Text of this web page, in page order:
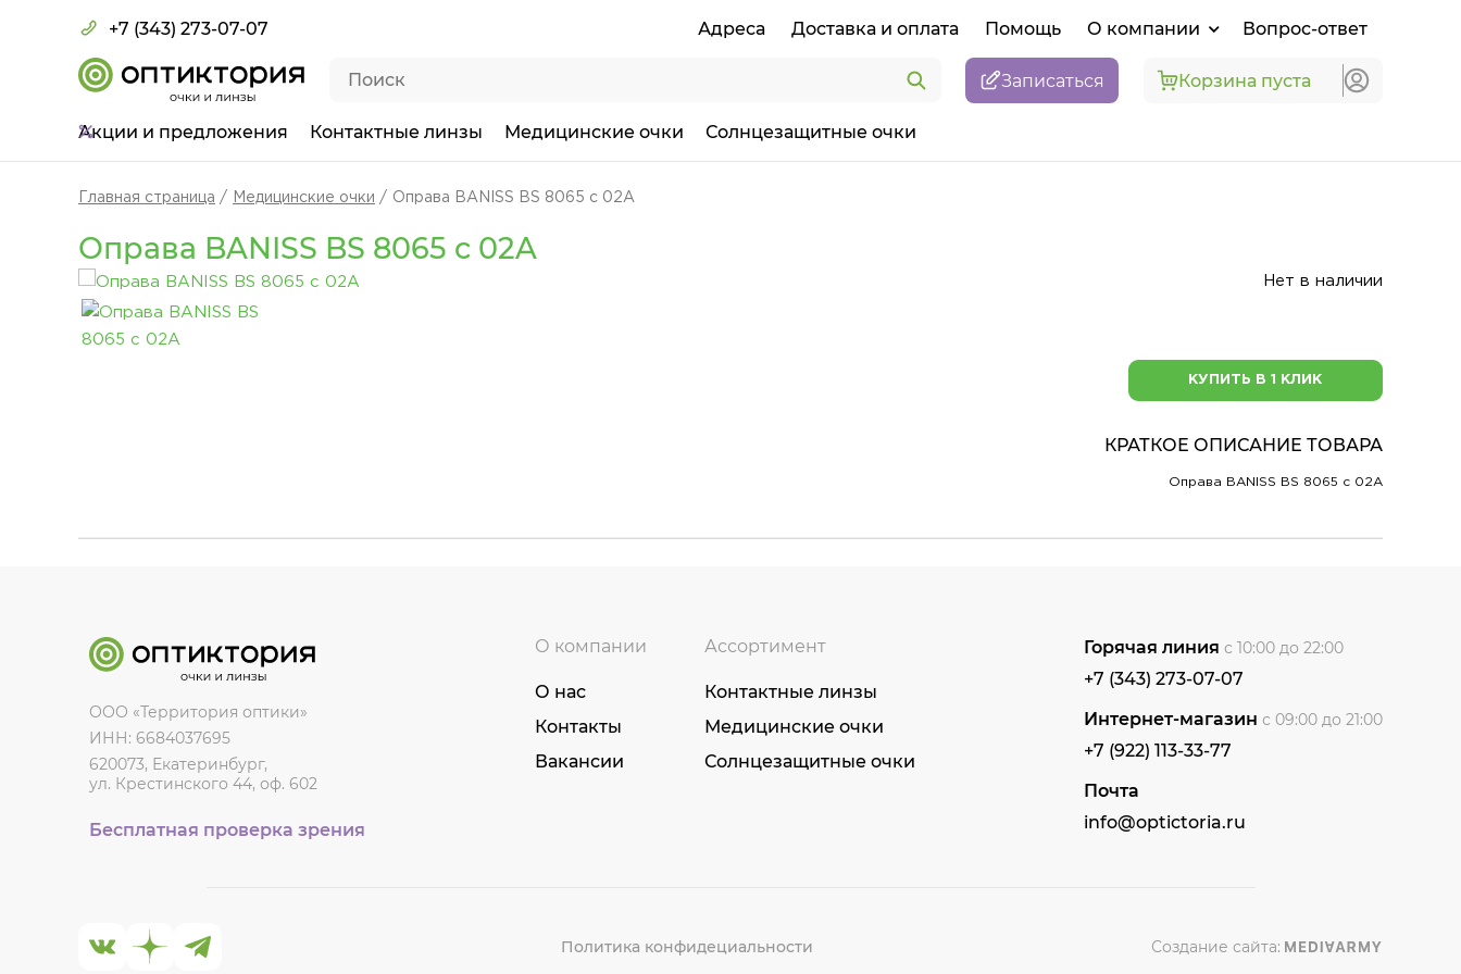
+7 (343) 273-07-07 Адреса Доставка и оплата Помощь О компании Вопрос-ответ
Записаться Корзина пуста
Акции и предложения Контактные линзы Медицинские очки Солнцезащитные очки
Главная страница Медицинские очки Оправа BANISS BS 8065 c 02A
Оправа BANISS BS 8065 c 02A
Нет в наличии
КУПИТЬ В 1 КЛИК
КРАТКОЕ ОПИСАНИЕ ТОВАРА
Оправа BANISS BS 8065 c 02A
ООО «Территория оптики»
ИНН: 6684037695
620073, Екатеринбург,
ул. Крестинского 44, оф. 602
Бесплатная проверка зрения
О компании
О нас
Контакты
Вакансии
Ассортимент
Контактные линзы
Медицинские очки
Солнцезащитные очки
Горячая линия с 10:00 до 22:00
+7 (343) 273-07-07
Интернет-магазин с 09:00 до 21:00
+7 (922) 113-33-77
Почта
info@optictoria.ru
Политика конфидециальности Создание сайта: